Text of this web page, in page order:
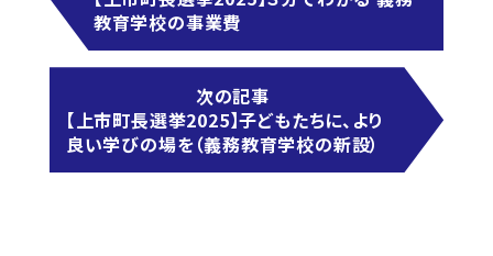
教育学校の事業費
次の記事
【上市町長選挙2025】子どもたちに、より
良い学びの場を（義務教育学校の新設）